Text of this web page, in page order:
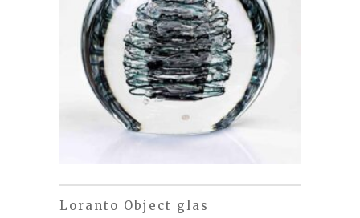
Loranto Object glas